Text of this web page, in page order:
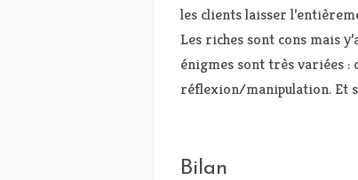
les clients laisser
Les riches sont cons mais
énigmes sont très variées
réflexion/manipulation. Et
Bilan